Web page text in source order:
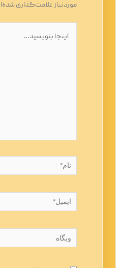
موردنیاز علامت‌گذاری
بنویسید…
ایمیل*
وبگاه